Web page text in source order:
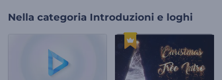
Nella categoria Introduzioni e loghi